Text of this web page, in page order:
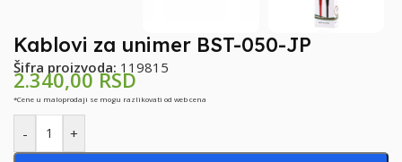
Kablovi za unimer BST-050-JP
Šifra proizvoda: 119815
2.340,00RSD
*Cene u maloprodaji se mogu razlikovati od web cena
- +